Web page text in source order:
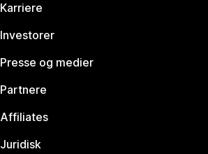
Karriere
Investorer
Presse og medier
Partnere
Affiliates
Juridisk